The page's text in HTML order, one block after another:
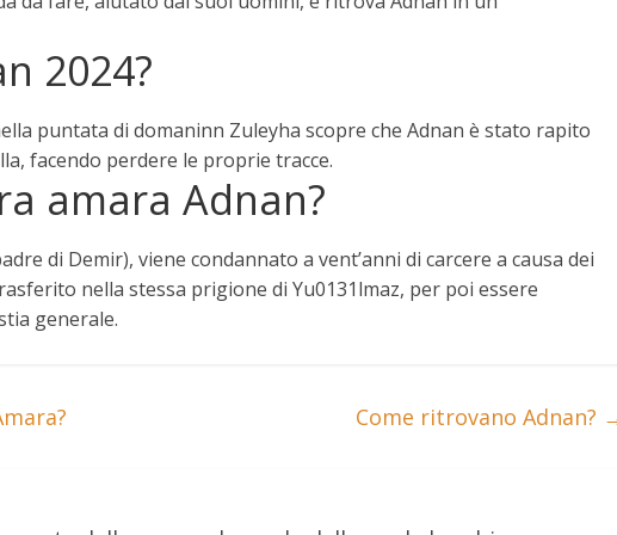
2024?
puntata di domaninn Zuleyha scopre che Adnan è stato rapito
facendo perdere le proprie tracce.
amara Adnan?
di Demir), viene condannato a vent’anni di carcere a causa dei
nella stessa prigione di Yu0131lmaz, per poi essere
generale.
Come ritrovano Adnan?